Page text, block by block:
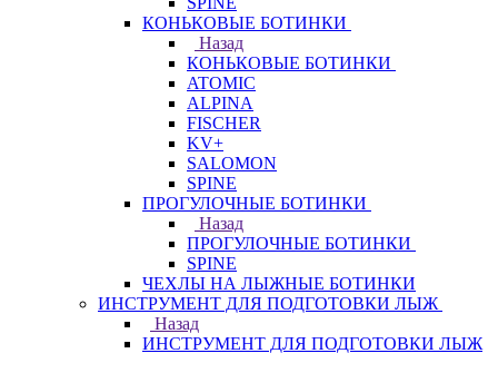
КОНЬКОВЫЕ БОТИНКИ
Назад
КОНЬКОВЫЕ БОТИНКИ
ATOMIC
ALPINA
FISCHER
KV+
SALOMON
SPINE
ПРОГУЛОЧНЫЕ БОТИНКИ
Назад
ПРОГУЛОЧНЫЕ БОТИНКИ
SPINE
ЧЕХЛЫ НА ЛЫЖНЫЕ БОТИНКИ
ИНСТРУМЕНТ ДЛЯ ПОДГОТОВКИ ЛЫЖ
Назад
ИНСТРУМЕНТ ДЛЯ ПОДГОТОВКИ ЛЫЖ